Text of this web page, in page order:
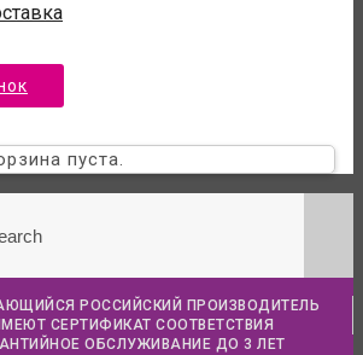
пуста.
РОССИЙСКИЙ ПРОИЗВОДИТЕЛЬ
СЕРТИФИКАТ СООТВЕТСТВИЯ
ОБСЛУЖИВАНИЕ ДО 3 ЛЕТ